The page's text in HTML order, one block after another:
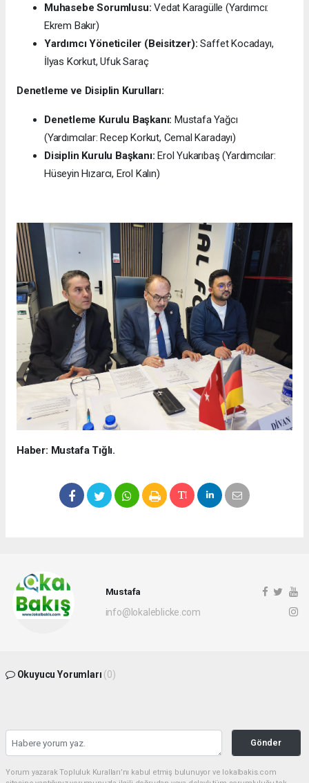
Muhasebe Sorumlusu: Vedat Karagülle (Yardımcı:
Ekrem Bakır)
Yardımcı Yöneticiler (Beisitzer): Saffet Kocadayı,
İlyas Korkut, Ufuk Saraç
Denetleme ve Disiplin Kurulları:
Denetleme Kurulu Başkanı: Mustafa Yağcı
(Yardımcılar: Recep Korkut, Cemal Karadayı)
Disiplin Kurulu Başkanı: Erol Yukarıbaş (Yardımcılar:
Hüseyin Hızarcı, Erol Kalın)
Haber: Mustafa Tığlı.
Mustafa
info@lokaleblicke.com
Okuyucu Yorumları (0)
Gönder
Yorum yazarak Topluluk Kuralları’nı kabul etmiş bulunuyor ve lokalbakis.com